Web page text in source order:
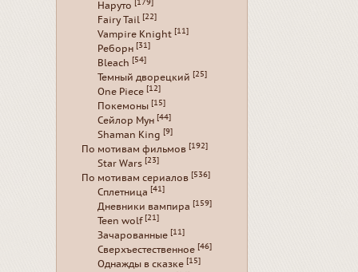
Наруто [179]
Fairy Tail [22]
Vampire Knight [11]
Реборн [31]
Bleach [54]
Темный дворецкий [25]
One Piece [12]
Покемоны [15]
Сейлор Мун [44]
Shaman King [9]
По мотивам фильмов [192]
Star Wars [23]
По мотивам сериалов [536]
Сплетница [41]
Дневники вампира [159]
Teen wolf [21]
Зачарованные [11]
Сверхъестественное [46]
Однажды в сказке [15]